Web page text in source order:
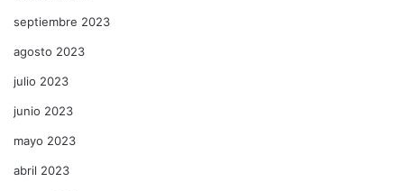
septiembre 2023
agosto 2023
julio 2023
junio 2023
mayo 2023
abril 2023